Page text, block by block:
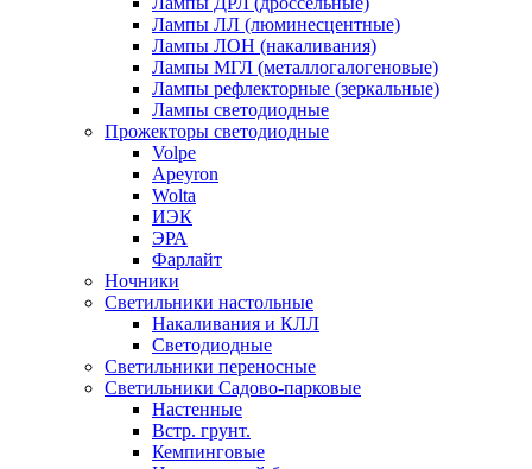
Лампы ЛЛ (люминесцентные)
Лампы ЛОН (накаливания)
Лампы МГЛ (металлогалогеновые)
Лампы рефлекторные (зеркальные)
Лампы светодиодные
Прожекторы светодиодные
Volpe
Apeyron
Wolta
ИЭК
ЭРА
Фарлайт
Ночники
Светильники настольные
Накаливания и КЛЛ
Светодиодные
Светильники переносные
Светильники Садово-парковые
Настенные
Встр. грунт.
Кемпинговые